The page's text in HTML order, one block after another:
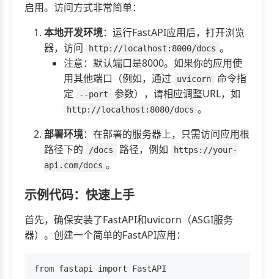
启用。访问方式非常简单：
本地开发环境：运行FastAPI应用后，打开浏览
器，访问
http://localhost:8000/docs 。
注意：默认端口是8000。如果你的应用使
用其他端口（例如，通过
uvicorn
命令指
定
--port 参数），请相应调整URL，如
http://localhost:8080/docs 。
部署环境：在部署的服务器上，只需访问应用根
路径下的
/docs 路径，例如
https://your-
api.com/docs 。
示例代码：快速上手
首先，确保安装了FastAPI和uvicorn（ASGI服务
器）。创建一个简单的FastAPI应用：
from fastapi import FastAPI